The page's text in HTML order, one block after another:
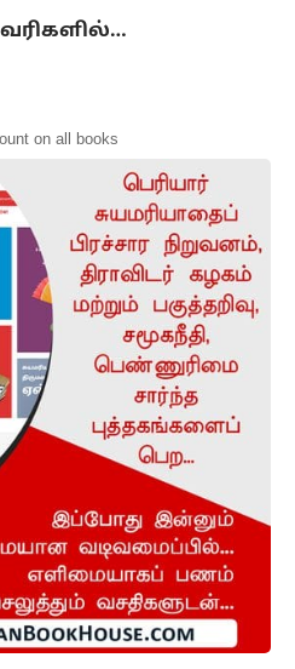
on all books